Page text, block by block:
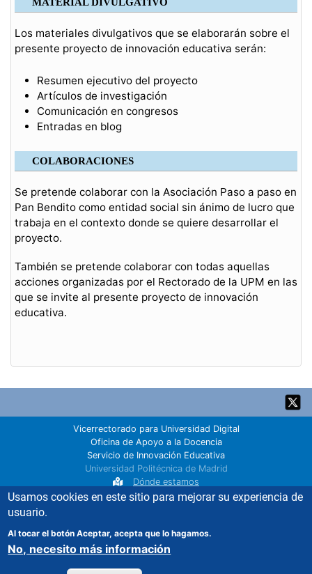
Los materiales divulgativos que se elaborarán sobre el
presente proyecto de innovación educativa serán:
Resumen ejecutivo del proyecto
Artículos de investigación
Comunicación en congresos
Entradas en blog
COLABORACIONES
Se pretende colaborar con la Asociación Paso a paso en
Pan Bendito como entidad social sin ánimo de lucro que
trabaja en el contexto donde se quiere desarrollar el
proyecto.
También se pretende colaborar con todas aquellas
acciones organizadas por el Rectorado de la UPM en las
que se invite al presente proyecto de innovación
educativa.
Vicerrectorado para Universidad Digital
Oficina de Apoyo a la Docencia
Servicio de Innovación Educativa
Universidad Politécnica de Madrid
Dónde estamos
innovacion.educativa@upm.es
Usamos cookies en este sitio para mejorar su experiencia de
usuario.
Al tocar el botón Aceptar, acepta que lo hagamos.
No, necesito más información